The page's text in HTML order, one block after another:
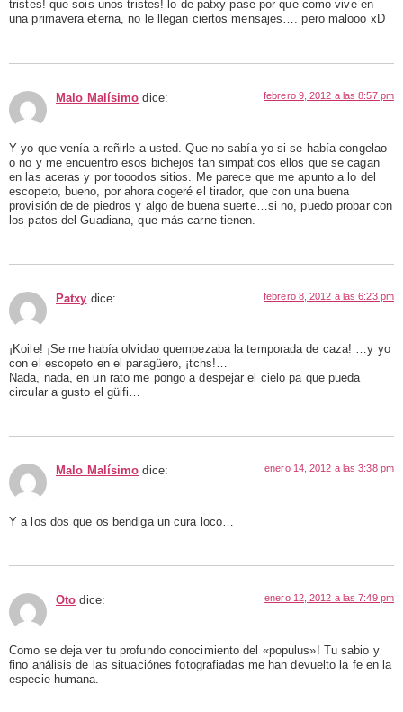
tristes! que sois unos tristes! lo de patxy pase por que como vive en
una primavera eterna, no le llegan ciertos mensajes…. pero malooo xD
Malo Malísimo dice: febrero 9, 2012 a las 8:57 pm
Y yo que venía a reñirle a usted. Que no sabía yo si se había congelao
o no y me encuentro esos bichejos tan simpaticos ellos que se cagan
en las aceras y por tooodos sitios. Me parece que me apunto a lo del
escopeto, bueno, por ahora cogeré el tirador, que con una buena
provisión de de piedros y algo de buena suerte…si no, puedo probar con
los patos del Guadiana, que más carne tienen.
Patxy dice: febrero 8, 2012 a las 6:23 pm
¡Koile! ¡Se me había olvidao quempezaba la temporada de caza! …y yo
con el escopeto en el paragüero, ¡tchs!…
Nada, nada, en un rato me pongo a despejar el cielo pa que pueda
circular a gusto el güifi…
Malo Malísimo dice: enero 14, 2012 a las 3:38 pm
Y a los dos que os bendiga un cura loco…
Oto dice: enero 12, 2012 a las 7:49 pm
Como se deja ver tu profundo conocimiento del «populus»! Tu sabio y
fino análisis de las situaciónes fotografiadas me han devuelto la fe en la
especie humana.